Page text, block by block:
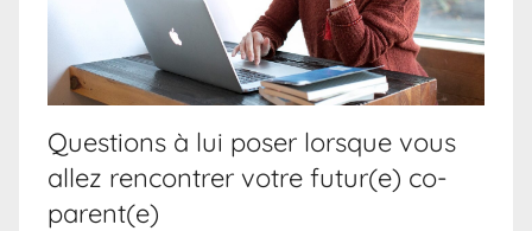
Questions à lui poser lorsque vous
allez rencontrer votre futur(e) co-
parent(e)